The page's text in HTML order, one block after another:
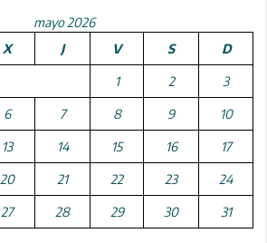
mayo 2026
X J V S D
1 2 3
6 7 8 9 10
13 14 15 16 17
20 21 22 23 24
27 28 29 30 31